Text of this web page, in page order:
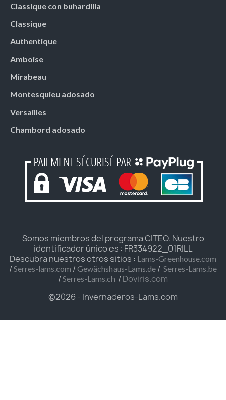
Classique con buhardilla
Classique
Authentique
Amboise
Mirabeau
Montesquieu adosado
Versailles
Chambord adosado
Somos miembros del programa CITEO. Nuestro
identificador único es : FR334922_01RILL
Descubra nuestros otros sitios : Lams-Greenhouse.com
/ Serres-lams.com /Gewächshaus-Lams.de / Serres-Lams.be
/ Serres-Lams.ch /Doviris.com
©2026 - Invernaderos-Lams.com